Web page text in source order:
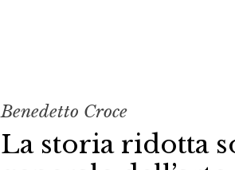
Benedetto Croce
La storia ridotta